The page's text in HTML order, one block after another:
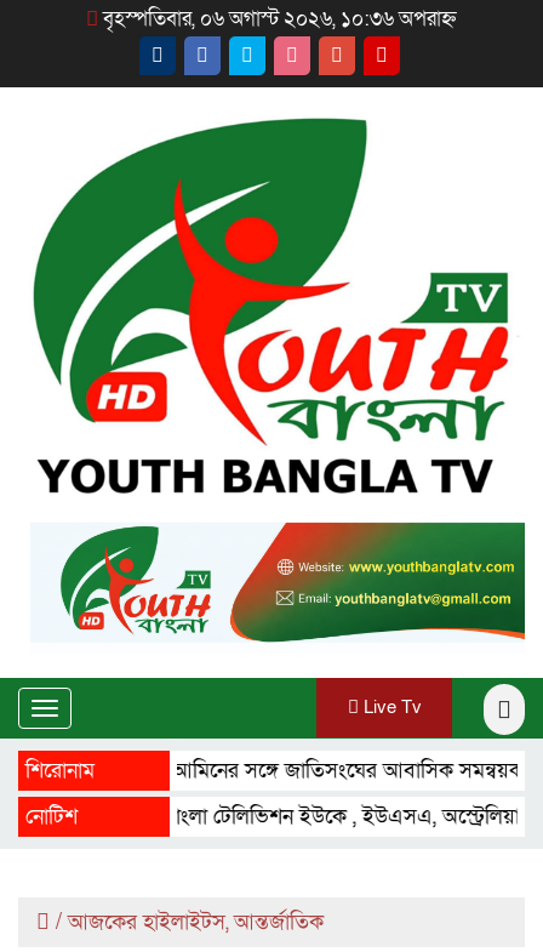
বৃহস্পতিবার, ০৬ অগাস্ট ২০২৬, ১০:৩৬ অপরাহ্ন
Toggle
navigation
Live Tv
শিরোনামমাহ্দী আমিনের সঙ্গে জাতিসংঘের আবাসিক সমন্বয়কারীর
নোটিশইয়ুথ বাংলা টেলিভিশন ইউকে , ইউএসএ, অস্ট্রেলিয়া ,ফ্রান্স,
/আজকের হাইলাইটস,আন্তর্জাতিক